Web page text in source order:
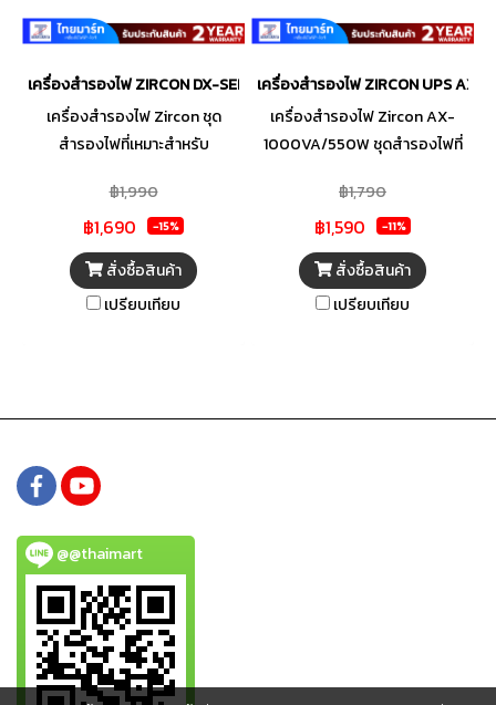
เครื่องสำรองไฟ ZIRCON DX-SERIES-1000VA/550W INTERACTIVE
เครื่องสำรองไฟ Zircon ชุด
สำรองไฟที่เหมาะสำหรับ
คอมพิวเตอร์ ออลอินวัน ให้พีซี
ของคุณปลอดภัยจากไฟตก ไฟ
เกิน ด้วยตัวควบคุมการทำงาน
อย่างแม่นยำด้วย สำหรับปรับแรง
ดันอัตโนมัติ ทำให้ทำงานได้ใน
฿1,990
฿1,690 -15%
สั่งซื้อสินค้า
เปรียบเทียบ
เครื่องสำรองไฟ ZIRCON UPS
เครื่องสำรองไฟ Zircon AX-
1000VA/550W ชุดสำรองไฟที่
โต๊ะ และ คอมพิวเตอร์ ออลอินวัน
ให้พีซีของคุณปลอดภัยจากไฟตก
ไฟเกิน ด้วยตัวควบคุมการทำงาน
อย่างแม่นยำด้วย สำหรับปรับแรง
ดันอัตโนมัติ ทำให้ทำงานได้ใน
฿1,790
฿1,590 -11%
สั่งซื้อสินค้า
เปรียบเทียบ
@@thaimart